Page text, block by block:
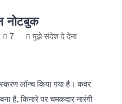
नोटबुक
7 मुझे संदेश दे देना
लॉन्च किया गया है। कवर
है, किनारे पर चमकदार नारंगी